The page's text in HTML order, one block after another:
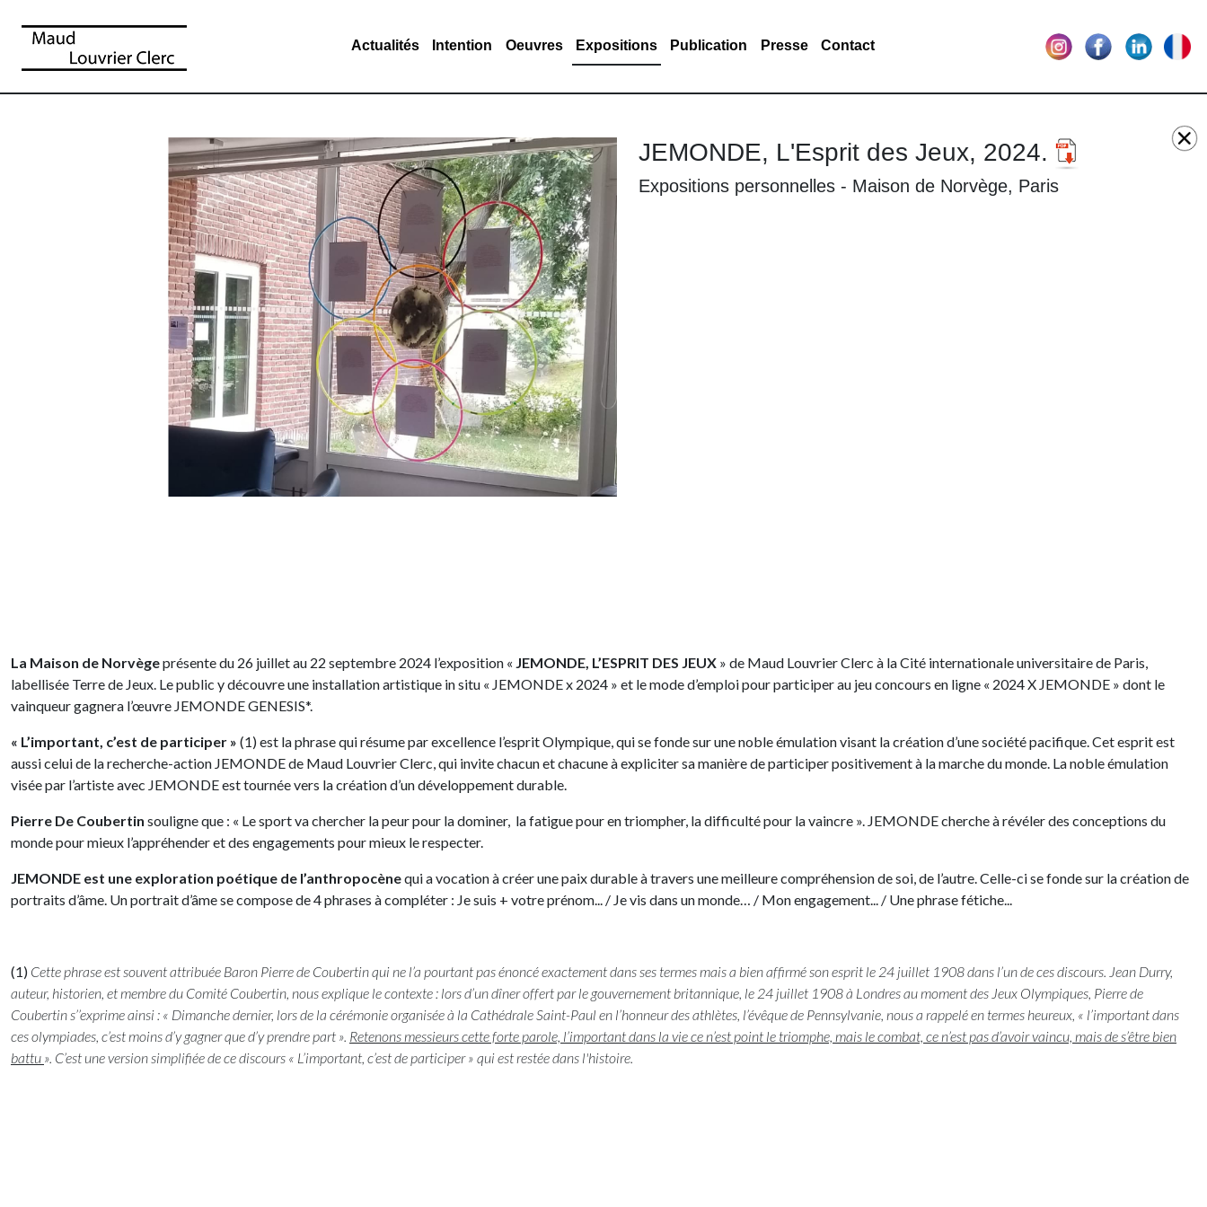
Actualités Intention Oeuvres Expositions Publication Presse Contact
JEMONDE, L'Esprit des Jeux, 2024.
Expositions personnelles - Maison de Norvège, Paris
La Maison de Norvègeprésente du 26 juillet au 22 septembre 2024 l’exposition « JEMONDE, L’ESPRIT DES JEUX » de Maud Louvrier Clerc à la Cité internationale universitaire de Paris,
labellisée Terre de Jeux. Le public y découvre une installation artistique in situ « JEMONDE x 2024 » et le mode d’emploi pour participer au jeu concours en ligne « 2024 X JEMONDE » dont le
vainqueur gagnera l’œuvre JEMONDE GENESIS*.
« L’important, c’est de participer » (1) est la phrase qui résume par excellence l’esprit Olympique, qui se fonde sur une noble émulation visant la création d’une société pacifique. Cet esprit est
aussi celui de la recherche-action JEMONDE de Maud Louvrier Clerc, qui invite chacun et chacune à expliciter sa manière de participer positivement à la marche du monde. La noble émulation
visée par l’artiste avec JEMONDE est tournée vers la création d’un développement durable.
Pierre De Coubertin souligne que : « Le sport va chercher la peur pour la dominer, la fatigue pour en triompher, la difficulté pour la vaincre ». JEMONDE cherche à révéler des conceptions du
monde pour mieux l’appréhender et des engagements pour mieux le respecter.
JEMONDE est une exploration poétique de l’anthropocènequi a vocation à créer une paix durable à travers une meilleure compréhension de soi, de l’autre. Celle-ci se fonde sur la création de
portraits d’âme. Un portrait d’âme se compose de 4 phrases à compléter : Je suis + votre prénom... / Je vis dans un monde… / Mon engagement... / Une phrase fétiche...
(1) Cette phrase est souvent attribuée Baron Pierre de Coubertin qui ne l’a pourtant pas énoncé exactement dans ses termes mais a bien affirmé son esprit le 24 juillet 1908 dans l’un de ces discours. Jean Durry,
auteur, historien, et membre du Comité Coubertin, nous explique le contexte : lors d’un dîner offert par le gouvernement britannique, le 24 juillet 1908 à Londres au moment des Jeux Olympiques, Pierre de
Coubertin s’’exprime ainsi : « Dimanche dernier, lors de la cérémonie organisée à la Cathédrale Saint-Paul en l’honneur des athlètes, l’évêque de Pennsylvanie, nous a rappelé en termes heureux, « l’important dans
ces olympiades, c’est moins d’y gagner que d’y prendre part ». Retenons messieurs cette forte parole, l’important dans la vie ce n’est point le triomphe, mais le combat, ce n’est pas d’avoir vaincu, mais de s’être bien
battu ». C’est une version simplifiée de ce discours « L’important, c’est de participer » qui est restée dans l'histoire.